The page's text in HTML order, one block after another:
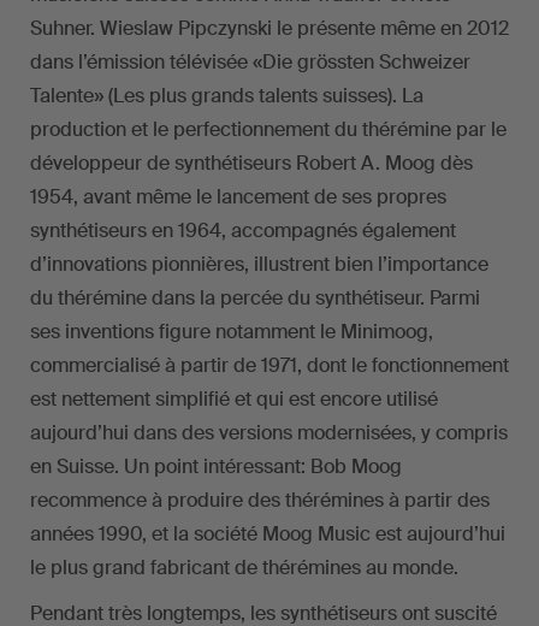
Suhner. Wieslaw Pipczynski le présente même en 2012
dans l’émission télévisée «Die grössten Schweizer
Talente» (Les plus grands talents suisses). La
production et le perfectionnement du thérémine par le
développeur de synthétiseurs Robert A. Moog dès
1954, avant même le lancement de ses propres
synthétiseurs en 1964, accompagnés également
d’innovations pionnières, illustrent bien l’importance
du thérémine dans la percée du synthétiseur. Parmi
ses inventions figure notamment le Minimoog,
commercialisé à partir de 1971, dont le fonctionnement
est nettement simplifié et qui est encore utilisé
aujourd’hui dans des versions modernisées, y compris
en Suisse. Un point intéressant: Bob Moog
recommence à produire des thérémines à partir des
années 1990, et la société Moog Music est aujourd’hui
le plus grand fabricant de thérémines au monde.
Pendant très longtemps, les synthétiseurs ont suscité